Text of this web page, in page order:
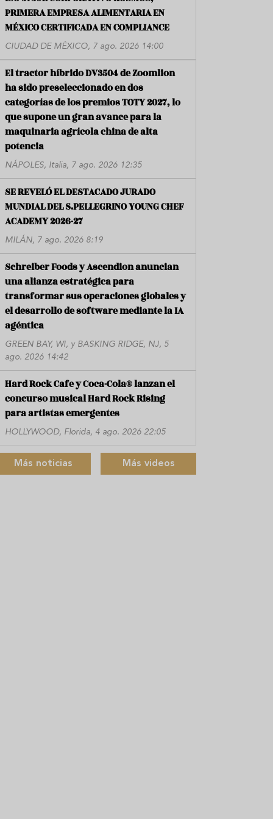
PRIMERA EMPRESA ALIMENTARIA EN
MÉXICO CERTIFICADA EN COMPLIANCE
CIUDAD DE MÉXICO, 7 ago. 2026 14:00
El tractor híbrido DV3504 de Zoomlion
ha sido preseleccionado en dos
categorías de los premios TOTY 2027, lo
que supone un gran avance para la
maquinaria agrícola china de alta
potencia
NÁPOLES, Italia, 7 ago. 2026 12:35
SE REVELÓ EL DESTACADO JURADO
MUNDIAL DEL S.PELLEGRINO YOUNG CHEF
ACADEMY 2026-27
MILÁN, 7 ago. 2026 8:19
Schreiber Foods y Ascendion anuncian
una alianza estratégica para
transformar sus operaciones globales y
el desarrollo de software mediante la IA
agéntica
GREEN BAY, WI, y BASKING RIDGE, NJ, 5
ago. 2026 14:42
Hard Rock Cafe y Coca-Cola® lanzan el
concurso musical Hard Rock Rising
para artistas emergentes
HOLLYWOOD, Florida, 4 ago. 2026 22:05
Más noticias Más videos